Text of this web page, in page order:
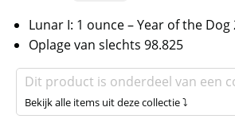
Lunar I: 1 ounce – Year of the Dog
Oplage van slechts 98.825
Dit product is onderdeel van een
Bekijk alle items uit deze collectie ⤵